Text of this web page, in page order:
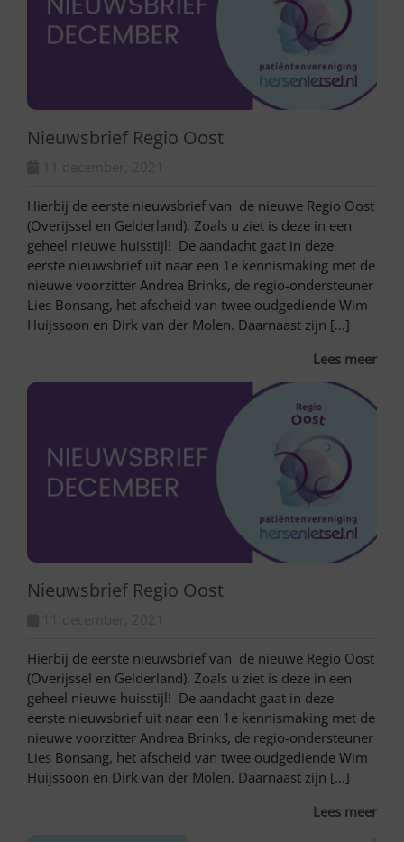
Nieuwsbrief Regio Oost
Hierbij de eerste nieuwsbrief van de nieuwe Regio Oost
(Overijssel en Gelderland). Zoals u ziet is deze in een
geheel nieuwe huisstijl! De aandacht gaat in deze
eerste nieuwsbrief uit naar een 1e kennismaking met de
nieuwe voorzitter Andrea Brinks, de regio-ondersteuner
Lies Bonsang, het afscheid van twee oudgediende Wim
Huijssoon en Dirk van der Molen. Daarnaast zijn […]
Lees meer
Nieuwsbrief Regio Oost
Hierbij de eerste nieuwsbrief van de nieuwe Regio Oost
(Overijssel en Gelderland). Zoals u ziet is deze in een
geheel nieuwe huisstijl! De aandacht gaat in deze
eerste nieuwsbrief uit naar een 1e kennismaking met de
nieuwe voorzitter Andrea Brinks, de regio-ondersteuner
Lies Bonsang, het afscheid van twee oudgediende Wim
Huijssoon en Dirk van der Molen. Daarnaast zijn […]
Lees meer